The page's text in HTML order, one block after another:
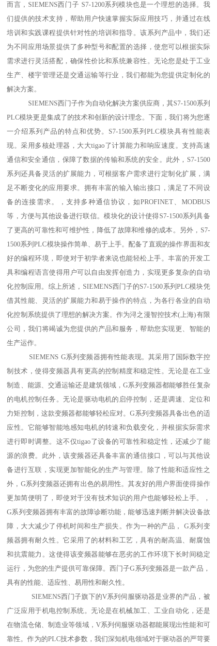
而言，SIEMENS西门子 S7-1200系列模块也是一个理想的选择。我
们提供的技术支持，帮助用户快速掌握实际应用技巧，并通过在线
培训和实践课程提供针对性的培训和指导。该系列产品中，我们还
为不同应用场景提供了多种型号和配置的选择，使您可以根据实际
需求进行灵活搭配，确保性价比和系统兼容性。无论您是处于工业
生产、楼宇管理还是交通运输等行业，我们都能为您提供定制化的
解决方案。
SIEMENS西门子作为自动化解决方案供应商，其S7-1500系列
PLC模块更是集成了的技术和创新的设计理念。下面，我们将为您逐
一介绍系列产品的特点和优势。S7-1500系列PLC模块具有性能表
现。采用多核处理器，大大tigao了计算能力和响应速度。支持高速
通信和安全通信，保障了数据的传输和系统的安全。此外，S7-1500
系列还具备灵活的扩展能力，可根据客户需求进行定制化扩展，满
足不断变化的应用要求。拥有丰富的输入输出接口，满足了不同设
备的连接需求。，支持多种通信协议，如PROFINET、MODBUS
等，方便与其他设备进行联信。模块化的设计使得S7-1500系列具备
了更高的可靠性和可维护性，降低了故障和维修的成本。另外，S7-
1500系列PLC模块操作简单、易于上手。配备了直观的操作界面和友
好的编程环境，即使对于初学者来说也能轻松上手。丰富的开发工
具和编程语言使得用户可以自由发挥创造力，实现更多复杂的自动
化控制应用。综上所述，SIEMENS西门子的S7-1500系列PLC模块凭
借其性能、灵活的扩展能力和易于操作的特点，为各行各业的自动
化控制系统提供了理想的解决方案。作为浔之漫智控技术(上海)有限
公司，我们将竭诚为您提供的产品和服务，帮助您实现更、智能的
生产运作。
SIEMENS G系列变频器拥有性能表现。其采用了国际数字控
制技术，使得变频器具有更高的控制精度和稳定性。无论是在工业
制造、能源、交通运输还是建筑领域，G系列变频器都能够胜任复杂
的电机控制任务。无论是驱动电机的启停控制，还是调速、定位和
力矩控制，这款变频器都能够轻松应对。G系列变频器具备出色的适
应性。它能够智能地感知电机的转速和负载变化，并根据实际需求
进行即时调整。这不仅tigao了设备的可靠性和稳定性，还减少了能
源的浪费。此外，该变频器还具备丰富的通信接口，可以与其他设
备进行互联，实现更加智能化的生产与管理。除了性能和适应性之
外，G系列变频器还拥有出色的易用性。其友好的用户界面使得操作
更加简便明了，即使对于没有技术知识的用户也能够轻松上手。，
G系列变频器拥有丰富的故障诊断功能，能够迅速判断并解决设备故
障，大大减少了停机时间和生产损失。作为一种的产品， G系列变
频器拥有耐久性。它采用了的材料和工艺，具有的耐高温、耐腐蚀
和抗震能力。这使得该变频器能够在恶劣的工作环境下长时间稳定
运行，为您的生产提供可靠保障。西门子G系列变频器是一款产品，
具有的性能、适应性、易用性和耐久性。
SIEMENS西门子旗下的V系列伺服驱动器是业界的产品，被
广泛应用于机电控制系统。无论是在机械加工、工业自动化，还是
在物流仓储、制造业等领域，V系列伺服驱动器都能展现出性能和可
靠性。作为的PLC技术参数，我们深知机电领域对于驱动器的严苛要